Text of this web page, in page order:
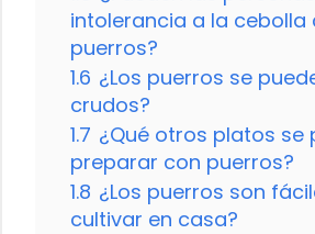
intolerancia a la cebolla
puerros?
1.6 ¿Los puerros se
crudos?
1.7 ¿Qué otros platos se
preparar con puerros?
1.8 ¿Los puerros son
cultivar en casa?